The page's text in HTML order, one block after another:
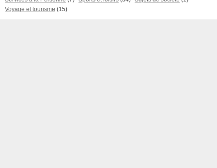
Voyage et tourisme (15)